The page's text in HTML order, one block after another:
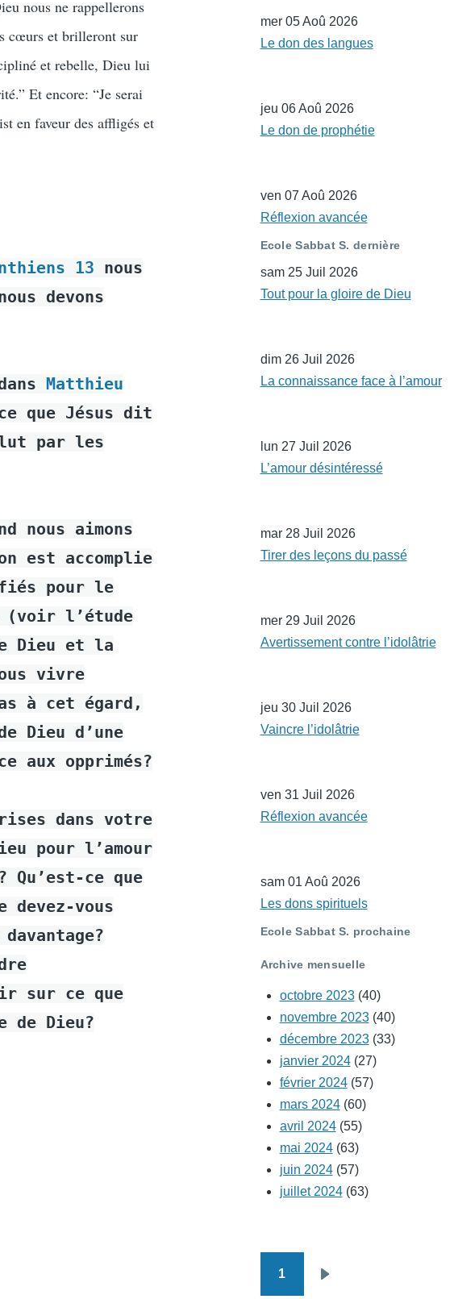
nous ne rappellerons
cœurs et brilleront sur
et rebelle, Dieu lui
Et encore: “Je serai
en faveur des affligés et
13 nous
devons
Matthieu
ce que Jésus dit
par les
nous aimons
est accomplie
pour le
l’étude
Dieu et la
vivre
à cet égard,
Dieu d’une
aux opprimés?
dans votre
pour l’amour
ce que
devez-vous
sur ce que
de Dieu?
mer 05 Aoû 2026
Le don des langues
jeu 06 Aoû 2026
Le don de prophétie
ven 07 Aoû 2026
Réflexion avancée
Ecole Sabbat S. dernière
sam 25 Juil 2026
Tout pour la gloire de Dieu
dim 26 Juil 2026
La connaissance face à l’amour
lun 27 Juil 2026
L’amour désintéressé
mar 28 Juil 2026
Tirer des leçons du passé
mer 29 Juil 2026
Avertissement contre l’idolâtrie
jeu 30 Juil 2026
Vaincre l’idolâtrie
ven 31 Juil 2026
Réflexion avancée
sam 01 Aoû 2026
Les dons spirituels
Ecole Sabbat S. prochaine
Archive mensuelle
octobre 2023(40)
novembre 2023(40)
décembre 2023(33)
janvier 2024(27)
février 2024(57)
mars 2024(60)
avril 2024(55)
mai 2024(63)
juin 2024(57)
juillet 2024(63)
Pagination
1